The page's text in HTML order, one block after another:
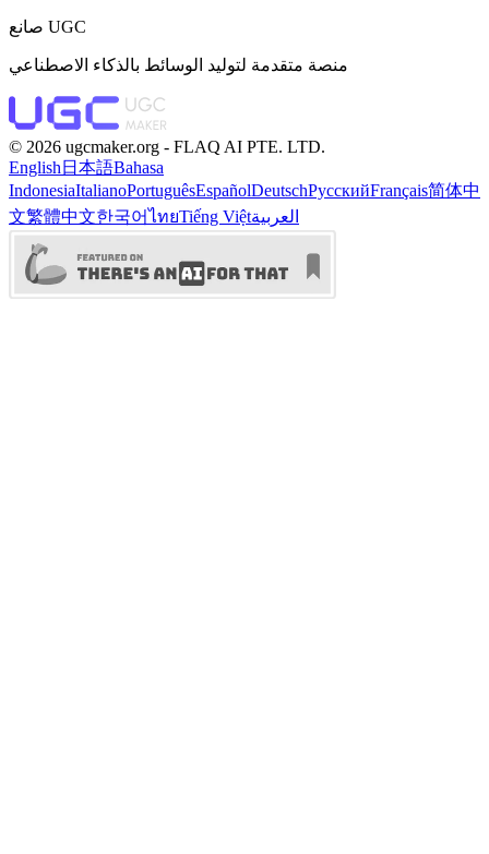
صانع UGC
منصة متقدمة لتوليد الوسائط بالذكاء الاصطناعي
©️ 2026 ugcmaker.org - FLAQ AI PTE. LTD.
English 日本語Bahasa
IndonesiaItalianoPortuguêsEspañolDeutschРусскийFrançais简体中
文繁體中文한국어ไทยTiếng Việtالعربية